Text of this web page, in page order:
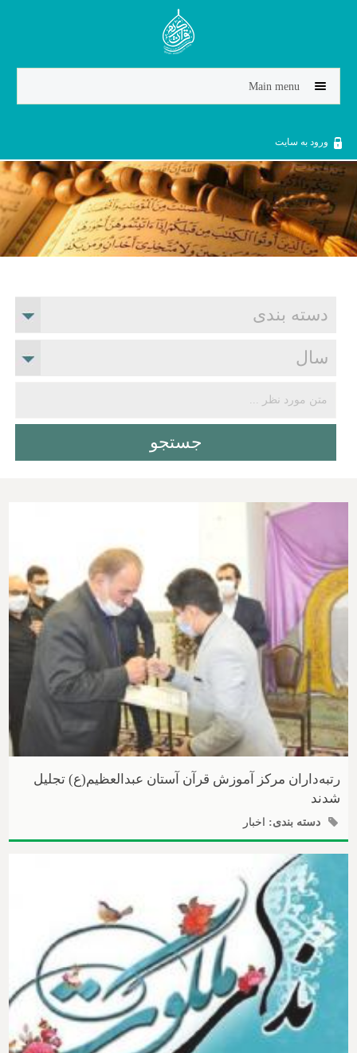
Jump to navigation
Main menu
ورود به سایت
رتبه‌داران مرکز آموزش قرآن آستان عبدالعظیم(ع) تجلیل
شدند
دسته بندی: اخبار